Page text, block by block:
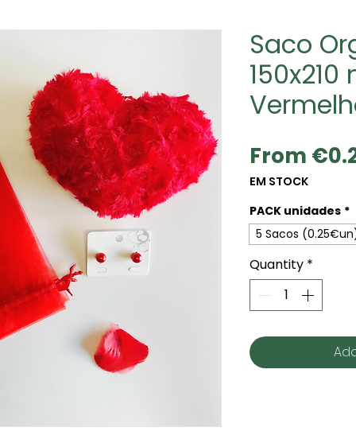
Saco
150x210
From
EM STOCK
PACK unidades *
5 Sacos
Quantity *